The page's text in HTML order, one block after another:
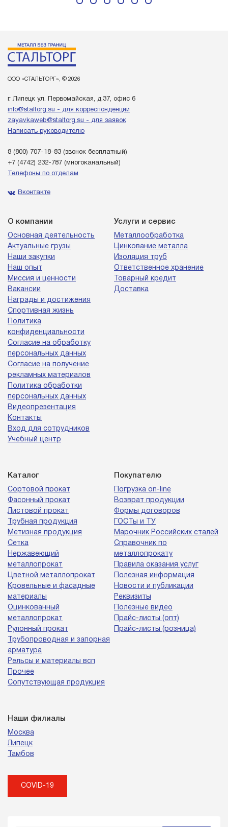
ООО «СТАЛЬТОРГ», © 2026
г. Липецк ул. Первомайская, д.37, офис 6
info@staltorg.su - для корреспонденции
zayavkaweb@staltorg.su - для заявок
Написать руководителю
8 (800) 707-18-83 (звонок бесплатный)
+7 (4742) 232-787 (многоканальный)
Телефоны по отделам
Вконтакте
О компании
Основная деятельность
Актуальные грузы
Наши закупки
Наш опыт
Миссия и ценности
Вакансии
Награды и достижения
Спортивная жизнь
Политика
конфиденциальности
Согласие на обработку
персональных данных
Согласие на получение
рекламных материалов
Политика обработки
персональных данных
Видеопрезентация
Контакты
Вход для сотрудников
Учебный центр
Услуги и сервис
Металлообработка
Цинкование металла
Изоляция труб
Ответственное хранение
Товарный кредит
Доставка
Каталог
Сортовой прокат
Фасонный прокат
Листовой прокат
Трубная продукция
Метизная продукция
Сетка
Нержавеющий
металлопрокат
Цветной металлопрокат
Кровельные и фасадные
материалы
Оцинкованный
металлопрокат
Рулонный прокат
Трубопроводная и запорная
арматура
Рельсы и материалы всп
Прочее
Сопутствующая продукция
Покупателю
Погрузка on-line
Возврат продукции
Формы договоров
ГОСТы и ТУ
Марочник Российских сталей
Справочник по
металлопрокату
Правила оказания услуг
Полезная информация
Новости и публикации
Реквизиты
Полезные видео
Прайс-листы (опт)
Прайс-листы (розница)
Наши филиалы
Москва
Липецк
Тамбов
COVID-19